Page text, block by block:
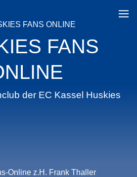
FANS
der EC Kassel Huskies
Online z.H. Frank Thaller